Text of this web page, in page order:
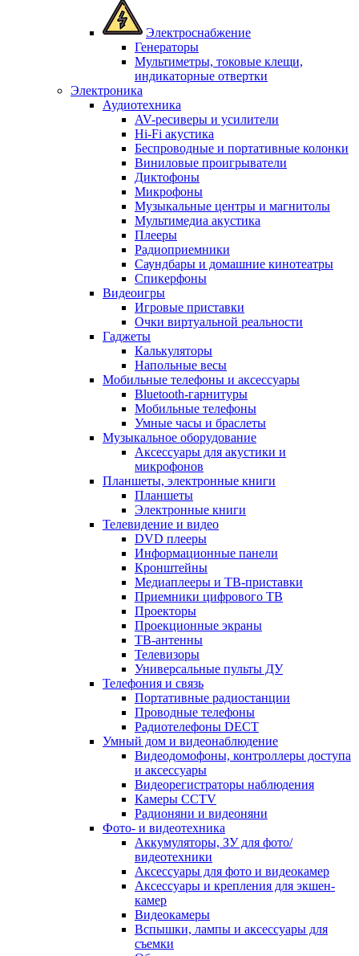
Электроснабжение
Генераторы
Мультиметры, токовые клещи,
индикаторные отвертки
Электроника
Аудиотехника
AV-ресиверы и усилители
Hi-Fi акустика
Беспроводные и портативные колонки
Виниловые проигрыватели
Диктофоны
Микрофоны
Музыкальные центры и магнитолы
Мультимедиа акустика
Плееры
Радиоприемники
Саундбары и домашние кинотеатры
Спикерфоны
Видеоигры
Игровые приставки
Очки виртуальной реальности
Гаджеты
Калькуляторы
Напольные весы
Мобильные телефоны и аксессуары
Bluetooth-гарнитуры
Мобильные телефоны
Умные часы и браслеты
Музыкальное оборудование
Аксессуары для акустики и
микрофонов
Планшеты, электронные книги
Планшеты
Электронные книги
Телевидение и видео
DVD плееры
Информационные панели
Кронштейны
Медиаплееры и ТВ-приставки
Приемники цифрового ТВ
Проекторы
Проекционные экраны
ТВ-антенны
Телевизоры
Универсальные пульты ДУ
Телефония и связь
Портативные радиостанции
Проводные телефоны
Радиотелефоны DECT
Умный дом и видеонаблюдение
Видеодомофоны, контроллеры доступа
и аксессуары
Видеорегистраторы наблюдения
Камеры CCTV
Радионяни и видеоняни
Фото- и видеотехника
Аккумуляторы, ЗУ для фото/
видеотехники
Аксессуары для фото и видеокамер
Аксессуары и крепления для экшен-
камер
Видеокамеры
Вспышки, лампы и аксессуары для
съемки